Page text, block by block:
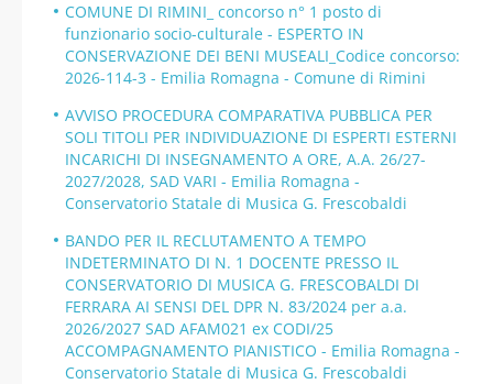
COMUNE DI RIMINI_ concorso n° 1 posto di
funzionario socio-culturale - ESPERTO IN
CONSERVAZIONE DEI BENI MUSEALI_Codice concorso:
2026-114-3 - Emilia Romagna - Comune di Rimini
AVVISO PROCEDURA COMPARATIVA PUBBLICA PER
SOLI TITOLI PER INDIVIDUAZIONE DI ESPERTI ESTERNI
INCARICHI DI INSEGNAMENTO A ORE, A.A. 26/27-
2027/2028, SAD VARI - Emilia Romagna -
Conservatorio Statale di Musica G. Frescobaldi
BANDO PER IL RECLUTAMENTO A TEMPO
INDETERMINATO DI N. 1 DOCENTE PRESSO IL
CONSERVATORIO DI MUSICA G. FRESCOBALDI DI
FERRARA AI SENSI DEL DPR N. 83/2024 per a.a.
2026/2027 SAD AFAM021 ex CODI/25
ACCOMPAGNAMENTO PIANISTICO - Emilia Romagna -
Conservatorio Statale di Musica G. Frescobaldi